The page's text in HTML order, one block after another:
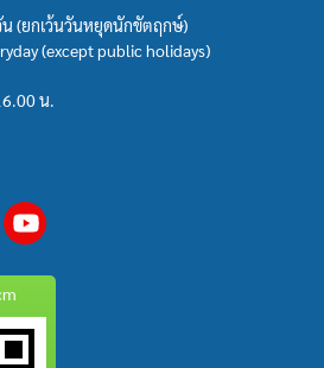
(ยกเว้นวันหยุดนักขัตฤกษ์)
(except public holidays)
น.